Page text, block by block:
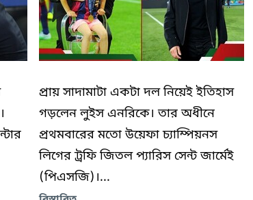
প্রায় সাদামাটা একটা দল নিয়েই ইতিহাস
গড়লেন লুইস এনরিকে। তার অধীনে
প্রথমবারের মতো উয়েফা চ্যাম্পিয়নস
লিগের ট্রফি জিতল প্যারিস সেন্ট জার্মেই
(পিএসজি)।...